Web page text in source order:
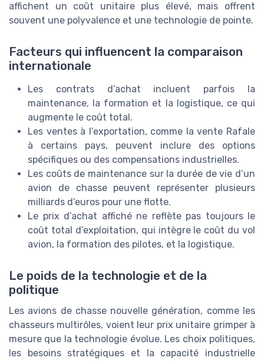
affichent un coût unitaire plus élevé, mais offrent
souvent une polyvalence et une technologie de pointe.
Facteurs qui influencent la comparaison
internationale
Les contrats d’achat incluent parfois la
maintenance, la formation et la logistique, ce qui
augmente le coût total.
Les ventes à l’exportation, comme la vente Rafale
à certains pays, peuvent inclure des options
spécifiques ou des compensations industrielles.
Les coûts de maintenance sur la durée de vie d’un
avion de chasse peuvent représenter plusieurs
milliards d’euros pour une flotte.
Le prix d’achat affiché ne reflète pas toujours le
coût total d’exploitation, qui intègre le coût du vol
avion, la formation des pilotes, et la logistique.
Le poids de la technologie et de la
politique
Les avions de chasse nouvelle génération, comme les
chasseurs multirôles, voient leur prix unitaire grimper à
mesure que la technologie évolue. Les choix politiques,
les besoins stratégiques et la capacité industrielle